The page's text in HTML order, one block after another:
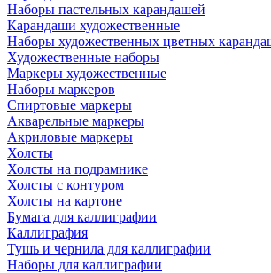
Наборы пастельных карандашей
Карандаши художественные
Наборы художественных цветных
Художественные наборы
Маркеры художественные
Наборы маркеров
Спиртовые маркеры
Акварельные маркеры
Акриловые маркеры
Холсты
Холсты на подрамнике
Холсты с контуром
Холсты на картоне
Бумага для каллиграфии
Каллиграфия
Тушь и чернила для каллиграфии
Наборы для каллиграфии